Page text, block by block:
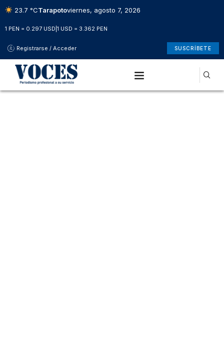
23.7 °CTarapotoviernes, agosto 7, 2026
1 PEN = 0.297 USD 1 USD = 3.362 PEN
Registrarse / Acceder SUSCRÍBETE